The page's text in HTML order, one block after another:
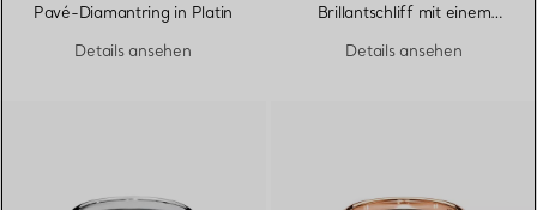
Pavé-Diamantring in Platin
Details ansehen
Brillantschliff mit einem
Details ansehen